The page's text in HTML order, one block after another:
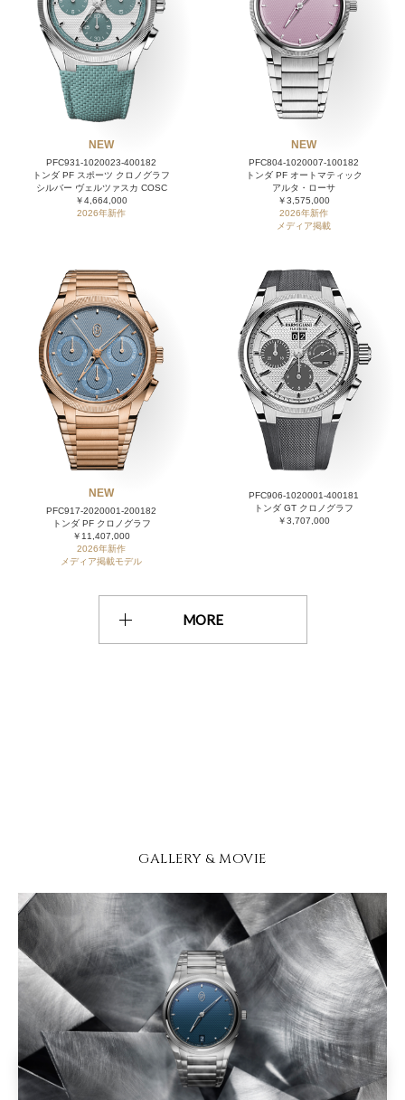
NEW
PFC931-1020023-400182
トンダ PF スポーツ クロノグラフ
シルバー ヴェルツァスカ COSC
￥4,664,000
2026年新作
NEW
PFC804-1020007-100182
トンダ PF オートマティック
アルタ・ローサ
￥3,575,000
2026年新作
メディア掲載
NEW
PFC917-2020001-200182
トンダ PF クロノグラフ
￥11,407,000
2026年新作
メディア掲載モデル
PFC906-1020001-400181
トンダ GT クロノグラフ
￥3,707,000
MORE
GALLERY & MOVIE